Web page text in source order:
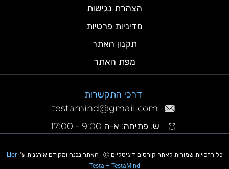
הצהרת נגישות
מדיניות פרטיות
תקנון האתר
מפת האתר
דרכי התקשרות
testamind@gmail.com
ש. פתיחה: א-ה 9:00 - 17:00
כל הזכויות שמורות לאתר קורסים דיגיטליים Ⓒ | האתר נבנה ומקודם אורגנית ע"י
Lior
Testa – TestaMind